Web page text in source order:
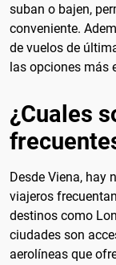
suban o bajen,
conveniente.
de vuelos de
las opciones más
¿Cuales
Desde Viena, hay
viajeros
destinos como
ciudades son
aerolíneas que